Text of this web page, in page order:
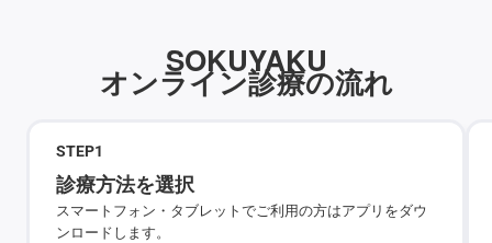
SOKUYAKU
オンライン診療の流れ
STEP1
診療方法を選択
スマートフォン・タブレットでご利用の方はアプリをダウ
ンロードします。